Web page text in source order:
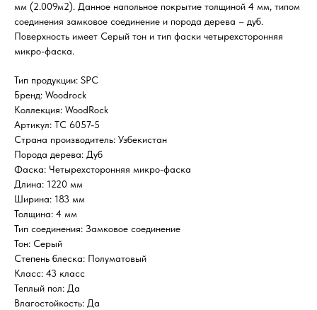
мм (2.009м2). Данное напольное покрытие толщиной 4 мм, типом
соединения замковое соединение и порода дерева – дуб.
Поверхность имеет Серый тон и тип фаски четырехсторонняя
микро-фаска.
Тип продукции: SPC
Бренд: Woodrock
Коллекция: WoodRock
Артикул: TC 6057-5
Страна производитель: Узбекистан
Порода дерева: Дуб
Фаска: Четырехсторонняя микро-фаска
Длина: 1220 мм
Ширина: 183 мм
Толщина: 4 мм
Тип соединения: Замковое соединение
Тон: Серый
Степень блеска: Полуматовый
Класс: 43 класс
Теплый пол: Да
Влагостойкость: Да